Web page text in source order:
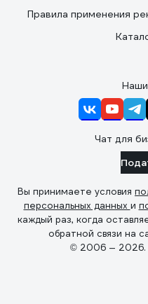
Правила применения
Чат для
Вы принимаете условия
персональных данных и
каждый раз, когда
обратной связи на
© 2006 — 2026.